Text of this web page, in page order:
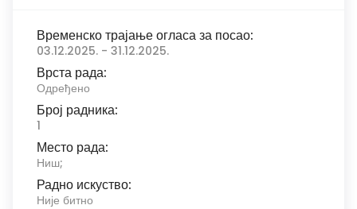
Временско трајање огласа за посао:
03.12.2025. - 31.12.2025.
Врста рада:
Одређено
Број радника:
1
Место рада:
Ниш;
Радно искуство:
Није битно